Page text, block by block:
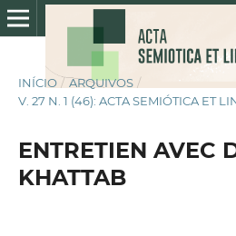
INÍCIO / ARQUIVOS /
V. 27 N. 1 (46): ACTA SEMIÓTICA ET
ENTRETIEN AVEC
KHATTAB